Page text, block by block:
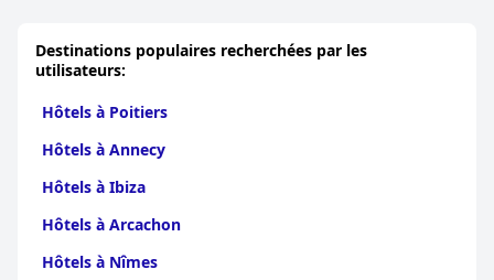
Destinations populaires recherchées par les
utilisateurs:
Hôtels à Poitiers
Hôtels à Annecy
Hôtels à Ibiza
Hôtels à Arcachon
Hôtels à Nîmes